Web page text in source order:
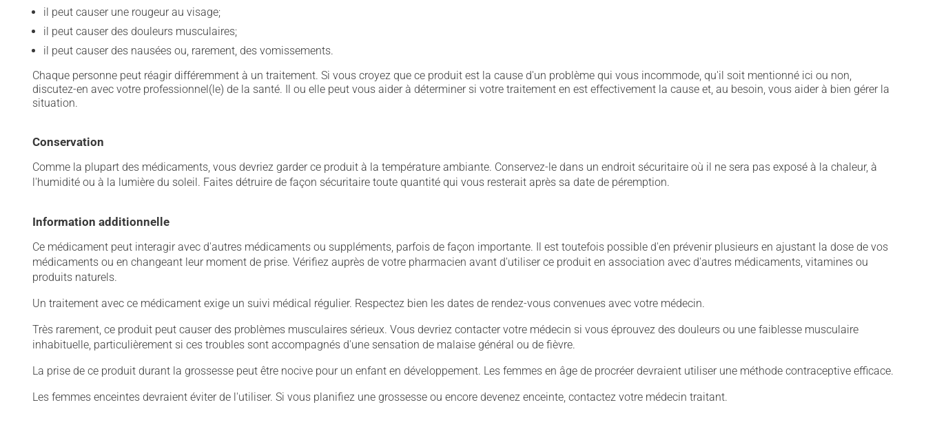
il peut causer une rougeur au visage;
il peut causer des douleurs musculaires;
il peut causer des nausées ou, rarement, des vomissements.
Chaque personne peut réagir différemment à un traitement. Si vous croyez que ce produit est la cause d'un problème qui vous incommode, qu'il soit mentionné ici ou non,
discutez-en avec votre professionnel(le) de la santé. Il ou elle peut vous aider à déterminer si votre traitement en est effectivement la cause et, au besoin, vous aider à bien gérer la
situation.
Conservation
Comme la plupart des médicaments, vous devriez garder ce produit à la température ambiante. Conservez-le dans un endroit sécuritaire où il ne sera pas exposé à la chaleur, à
l'humidité ou à la lumière du soleil. Faites détruire de façon sécuritaire toute quantité qui vous resterait après sa date de péremption.
Information additionnelle
Ce médicament peut interagir avec d'autres médicaments ou suppléments, parfois de façon importante. Il est toutefois possible d'en prévenir plusieurs en ajustant la dose de vos
médicaments ou en changeant leur moment de prise. Vérifiez auprès de votre pharmacien avant d'utiliser ce produit en association avec d'autres médicaments, vitamines ou
produits naturels.
Un traitement avec ce médicament exige un suivi médical régulier. Respectez bien les dates de rendez-vous convenues avec votre médecin.
Très rarement, ce produit peut causer des problèmes musculaires sérieux. Vous devriez contacter votre médecin si vous éprouvez des douleurs ou une faiblesse musculaire
inhabituelle, particulièrement si ces troubles sont accompagnés d'une sensation de malaise général ou de fièvre.
La prise de ce produit durant la grossesse peut être nocive pour un enfant en développement. Les femmes en âge de procréer devraient utiliser une méthode contraceptive efficace.
Les femmes enceintes devraient éviter de l'utiliser. Si vous planifiez une grossesse ou encore devenez enceinte, contactez votre médecin traitant.